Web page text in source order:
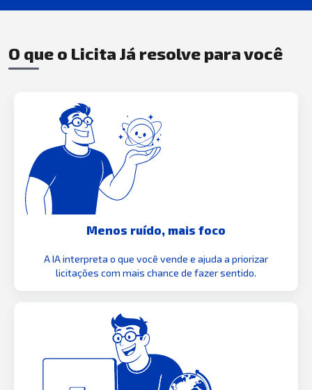
O que o Licita Já resolve para você
Menos ruído, mais foco
A IA interpreta o que você vende e ajuda a priorizar
licitações com mais chance de fazer sentido.